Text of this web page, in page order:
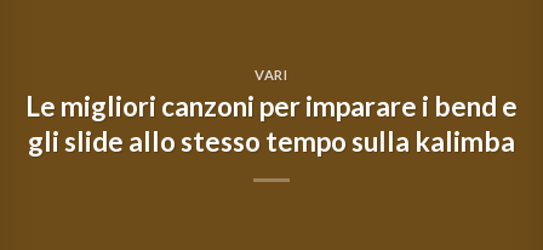
VARI
Le migliori canzoni per imparare i bend e
gli slide allo stesso tempo sulla kalimba